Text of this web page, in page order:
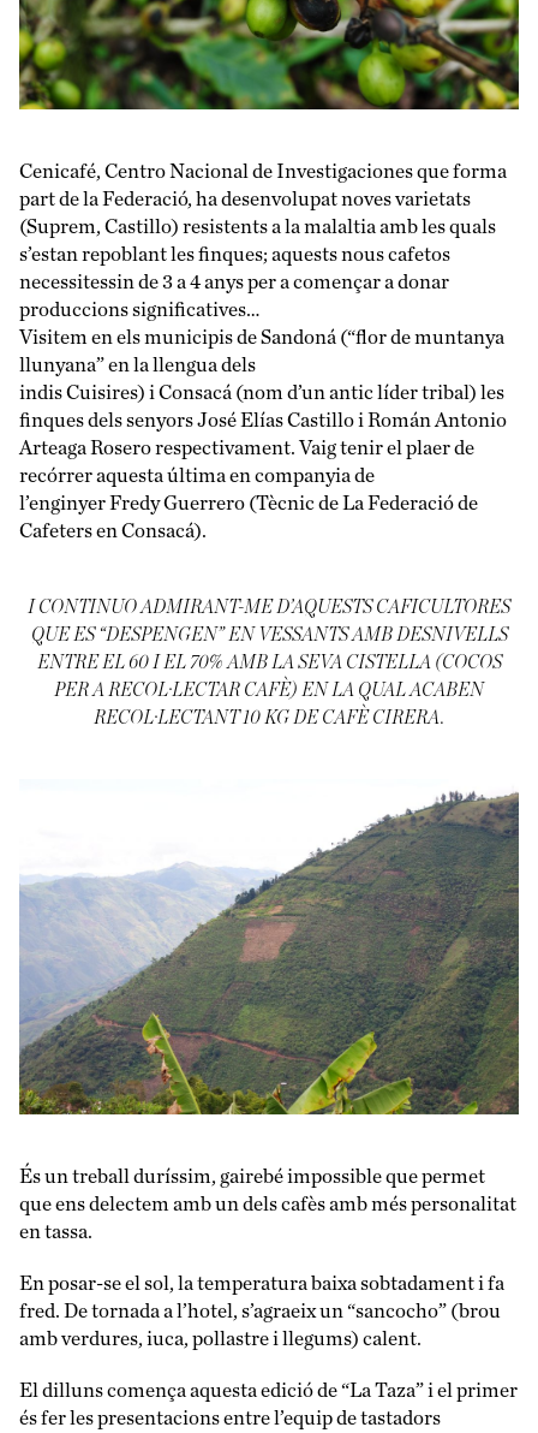
Cenicafé, Centro Nacional de Investigaciones que forma
part de la Federació, ha desenvolupat noves varietats
(Suprem, Castillo) resistents a la malaltia amb les quals
s’estan repoblant les finques; aquests nous cafetos
necessitessin de 3 a 4 anys per a començar a donar
produccions significatives…
Visitem en els municipis de Sandoná (“flor de muntanya
llunyana” en la llengua dels
indis Cuisires) i Consacá (nom d’un antic líder tribal) les
finques dels senyors José Elías Castillo i Román Antonio
Arteaga Rosero respectivament. Vaig tenir el plaer de
recórrer aquesta última en companyia de
l’enginyer Fredy Guerrero (Tècnic de La Federació de
Cafeters en Consacá).
I CONTINUO ADMIRANT-ME D’AQUESTS CAFICULTORES
QUE ES “DESPENGEN” EN VESSANTS AMB DESNIVELLS
ENTRE EL 60 I EL 70% AMB LA SEVA CISTELLA (COCOS
PER A RECOL·LECTAR CAFÈ) EN LA QUAL ACABEN
RECOL·LECTANT 10 KG DE CAFÈ CIRERA.
És un treball duríssim, gairebé impossible que permet
que ens delectem amb un dels cafès amb més personalitat
en tassa.
En posar-se el sol, la temperatura baixa sobtadament i fa
fred. De tornada a l’hotel, s’agraeix un “sancocho” (brou
amb verdures, iuca, pollastre i llegums) calent.
El dilluns comença aquesta edició de “La Taza” i el primer
és fer les presentacions entre l’equip de tastadors